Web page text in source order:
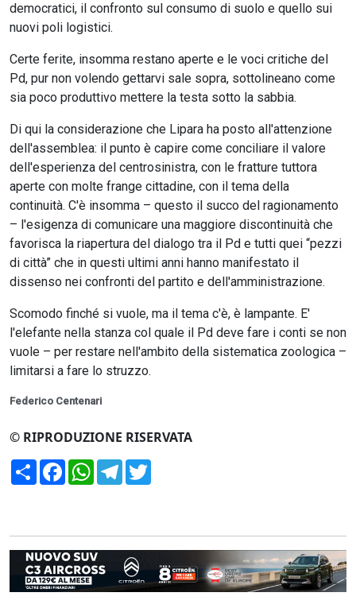
democratici, il confronto sul consumo di suolo e quello sui
nuovi poli logistici.
Certe ferite, insomma restano aperte e le voci critiche del
Pd, pur non volendo gettarvi sale sopra, sottolineano come
sia poco produttivo mettere la testa sotto la sabbia.
Di qui la considerazione che Lipara ha posto all'attenzione
dell'assemblea: il punto è capire come conciliare il valore
dell'esperienza del centrosinistra, con le fratture tuttora
aperte con molte frange cittadine, con il tema della
continuità. C'è insomma – questo il succo del ragionamento
– l'esigenza di comunicare una maggiore discontinuità che
favorisca la riapertura del dialogo tra il Pd e tutti quei “pezzi
di città” che in questi ultimi anni hanno manifestato il
dissenso nei confronti del partito e dell'amministrazione.
Scomodo finché si vuole, ma il tema c'è, è lampante. E'
l'elefante nella stanza col quale il Pd deve fare i conti se non
vuole – per restare nell'ambito della sistematica zoologica –
limitarsi a fare lo struzzo.
Federico Centenari
© RIPRODUZIONE RISERVATA
CondividiFacebookWhatsApp
Telegram